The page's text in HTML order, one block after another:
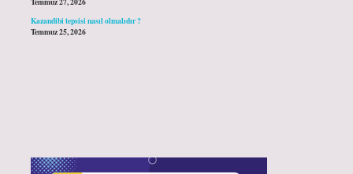
Kazandibi tepsisi nasıl olmalıdır ?
Temmuz 25, 2026